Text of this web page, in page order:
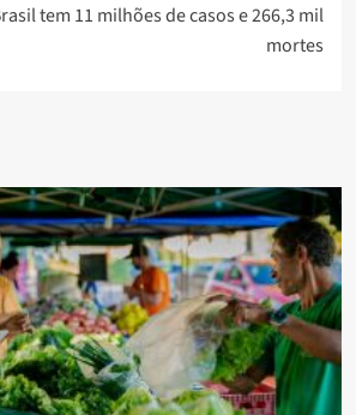
tem 11 milhões de casos e 266,3 mil
mortes